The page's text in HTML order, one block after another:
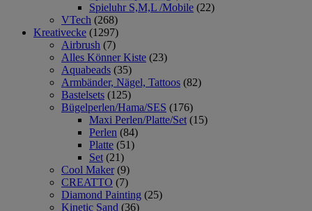
Spieluhr S,M,L /Mobile (22)
VTech (268)
Kreativecke (1297)
Airbrush (7)
Alles Könner Kiste (23)
Aquabeads (35)
Armbänder, Nägel, Tattoos (82)
Bastelsets (125)
Bügelperlen/Hama/SES (176)
Maxi Perlen/Platte/Set (15)
Perlen (84)
Platte (51)
Set (21)
Cool Maker (9)
CREATTO (7)
Diamond Painting (25)
Kinetic Sand (36)